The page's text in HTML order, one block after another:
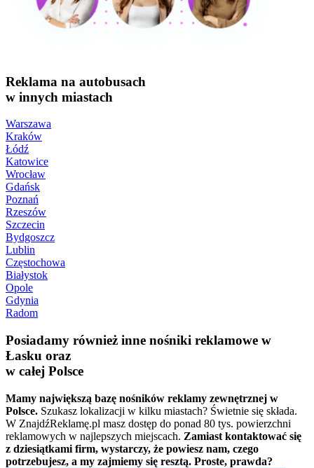
Reklama na autobusach
w innych miastach
Warszawa
Kraków
Łódź
Katowice
Wrocław
Gdańsk
Poznań
Rzeszów
Szczecin
Bydgoszcz
Lublin
Częstochowa
Białystok
Opole
Gdynia
Radom
Posiadamy również inne nośniki reklamowe w
Łasku oraz
w całej Polsce
Mamy największą bazę nośników reklamy zewnętrznej w
Polsce. Szukasz lokalizacji w kilku miastach? Świetnie się składa.
W ZnajdźReklamę.pl masz dostęp do ponad 80 tys. powierzchni
reklamowych w najlepszych miejscach. Zamiast kontaktować się
z dziesiątkami firm, wystarczy, że powiesz nam, czego
potrzebujesz, a my zajmiemy się resztą. Proste, prawda?